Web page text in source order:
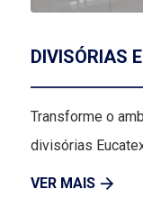
DIVISÓRIAS
Transforme o
divisórias
VER MAIS